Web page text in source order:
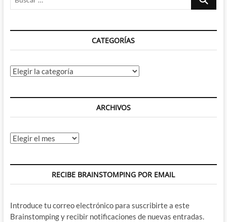
CATEGORÍAS
Categorías
ARCHIVOS
Archivos
RECIBE BRAINSTOMPING POR EMAIL
Introduce tu correo electrónico para suscribirte a este
Brainstomping y recibir notificaciones de nuevas entradas.